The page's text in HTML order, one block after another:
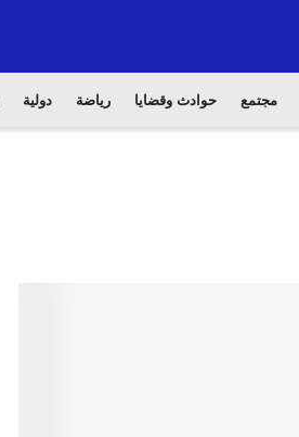
مجتمع حوادث وقضايا رياضة دولية